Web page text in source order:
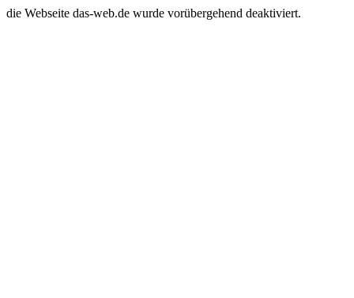
die Webseite das-web.de wurde vorübergehend deaktiviert.